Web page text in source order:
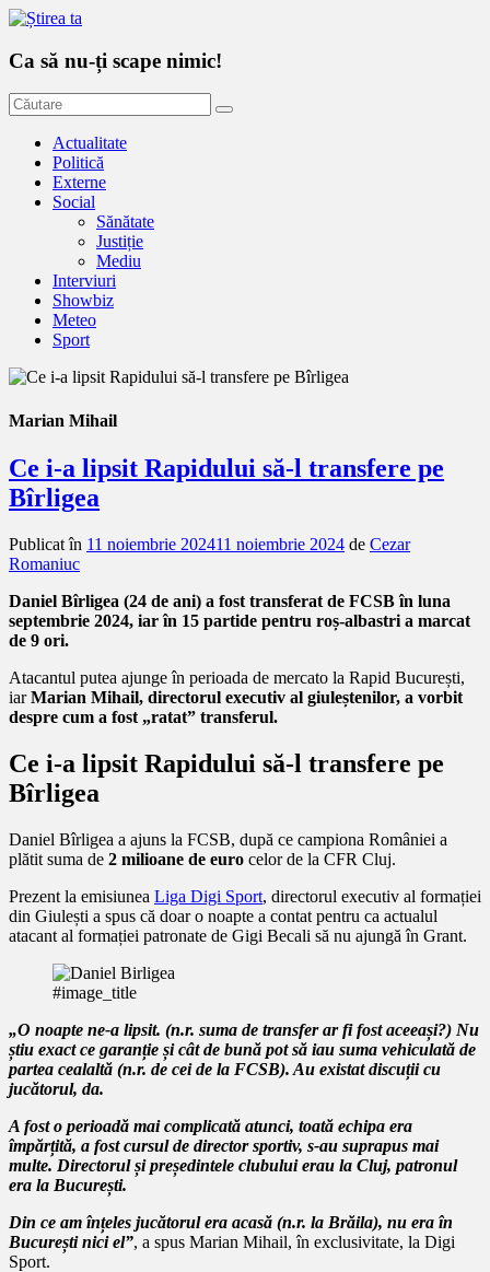
Ca să nu-ți scape nimic!
Actualitate
Politică
Externe
Social
Sănătate
Justiție
Mediu
Interviuri
Showbiz
Meteo
Sport
Marian Mihail
Ce i-a lipsit Rapidului să-l transfere pe
Bîrligea
Publicat în 11 noiembrie 202411 noiembrie 2024 de Cezar
Romaniuc
Daniel Bîrligea (24 de ani) a fost transferat de FCSB în luna
septembrie 2024, iar în 15 partide pentru roș-albastri a marcat
de 9 ori.
Atacantul putea ajunge în perioada de mercato la Rapid București,
iarMarian Mihail, directorul executiv al giuleștenilor, a vorbit
despre cum a fost „ratat” transferul.
Ce i-a lipsit Rapidului să-l transfere pe
Bîrligea
Daniel Bîrligea a ajuns la FCSB, după ce campiona României a
plătit suma de 2 milioane de euro celor de la CFR Cluj.
Prezent la emisiunea Liga Digi Sport, directorul executiv al formației
din Giulești a spus că doar o noapte a contat pentru ca actualul
atacant al formației patronate de Gigi Becali să nu ajungă în Grant.
#image_title
„O noapte ne-a lipsit. (n.r. suma de transfer ar fi fost aceeași?) Nu
știu exact ce garanție și cât de bună pot să iau suma vehiculată de
partea cealaltă (n.r. de cei de la FCSB). Au existat discuții cu
jucătorul, da.
A fost o perioadă mai complicată atunci, toată echipa era
împărțită, a fost cursul de director sportiv, s-au suprapus mai
multe. Directorul și președintele clubului erau la Cluj, patronul
era la București.
Din ce am înțeles jucătorul era acasă (n.r. la Brăila), nu era în
București nici el”, a spus Marian Mihail, în exclusivitate, la Digi
Sport.